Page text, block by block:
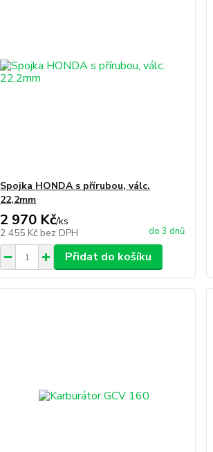
Spojka HONDA s přírubou, válc.
22,2mm
2 970 Kč/ks
2 455 Kč bez DPH do 3 dnů
Přidat do košíku